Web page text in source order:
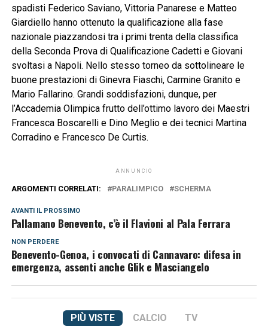
spadisti Federico Saviano, Vittoria Panarese e Matteo
Giardiello hanno ottenuto la qualificazione alla fase
nazionale piazzandosi tra i primi trenta della classifica
della Seconda Prova di Qualificazione Cadetti e Giovani
svoltasi a Napoli. Nello stesso torneo da sottolineare le
buone prestazioni di Ginevra Fiaschi, Carmine Granito e
Mario Fallarino. Grandi soddisfazioni, dunque, per
l’Accademia Olimpica frutto dell’ottimo lavoro dei Maestri
Francesca Boscarelli e Dino Meglio e dei tecnici Martina
Corradino e Francesco De Curtis.
ANNUNCIO
ARGOMENTI CORRELATI: PARALIMPICO SCHERMA
AVANTI IL ​​PROSSIMO
Pallamano Benevento, c’è il Flavioni al Pala Ferrara
NON PERDERE
Benevento-Genoa, i convocati di Cannavaro: difesa in
emergenza, assenti anche Glik e Masciangelo
PIÙ VISTE CALCIO TV